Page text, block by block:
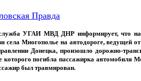
Правда
УГАИ МВД ДНР информирует, что
села Многополье на автодороге, ведущей
Донецка, произошло дорожно-
которого погибла пассажирка автомобиля
был травмирован.